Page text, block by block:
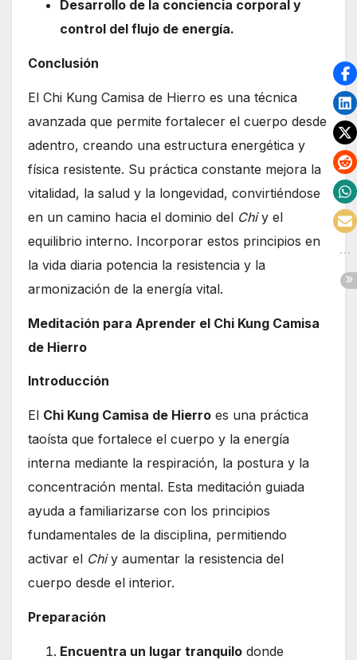
Desarrollo de la conciencia corporal y
control del flujo de energía.
Conclusión
El Chi Kung Camisa de Hierro es una técnica
avanzada que permite fortalecer el cuerpo desde
adentro, creando una estructura energética y
física resistente. Su práctica constante mejora la
vitalidad, la salud y la longevidad, convirtiéndose
en un camino hacia el dominio del Chiy el
equilibrio interno. Incorporar estos principios en
la vida diaria potencia la resistencia y la
armonización de la energía vital.
Meditación para Aprender el Chi Kung Camisa
de Hierro
Introducción
El Chi Kung Camisa de Hierro es una práctica
taoísta que fortalece el cuerpo y la energía
interna mediante la respiración, la postura y la
concentración mental. Esta meditación guiada
ayuda a familiarizarse con los principios
fundamentales de la disciplina, permitiendo
activar el Chiy aumentar la resistencia del
cuerpo desde el interior.
Preparación
Encuentra un lugar tranquilo donde